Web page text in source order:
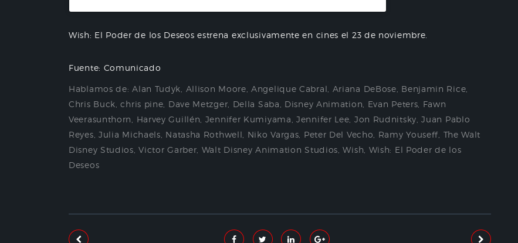
Wish: El Poder de los Deseos estrena exclusivamente en cines el 23 de noviembre.
Fuente: Comunicado
Hablamos de:Alan Tudyk Allison Moore ,Angelique Cabral Ariana DeBose Benjamin Rice
Chris Buck ,chris pine Dave Metzger Della Saba Disney Animation Evan Peters Fawn
Veerasunthorn
Harvey Guillén Jennifer Kumiyama ,Jennifer Lee Jon Rudnitsky ,Juan Pablo
Reyes Julia Michaels Natasha Rothwell Niko Vargas Peter Del Vecho Ramy Youseff The Walt
Disney Studios ,Victor Garber Walt Disney Animation Studios ,Wish Wish: El Poder de los
Deseos